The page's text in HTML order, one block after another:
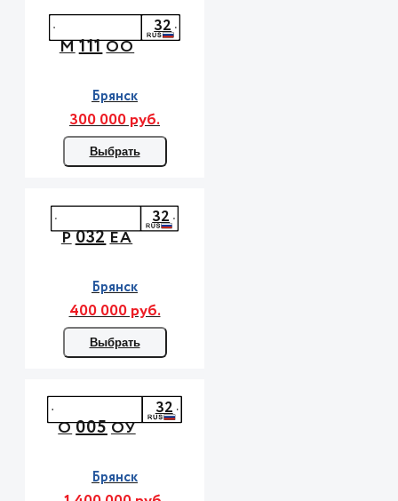
М111ОО
32
Брянск
300 000 руб.
Выбрать
Р032ЕА
32
Брянск
400 000 руб.
Выбрать
О005ОУ
32
Брянск